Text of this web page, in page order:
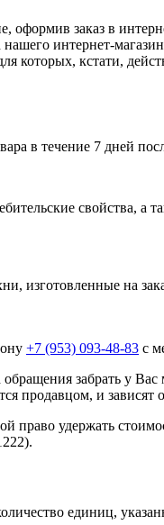
заказ в
интернет-
кстати,
в течение 7 дней
свойства,
на
+7 (953) 093-48-83 с
забрать у
продавцом, и зависят
право удержать
единиц,